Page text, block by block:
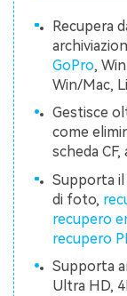
Recupera
GoPro,
Win/Mac,
Gestisce
come
scheda
Supporta
di foto,
recupero
recupero
Supporta
Ultra HD,